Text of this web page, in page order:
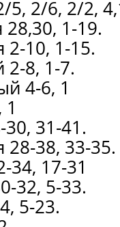
2/6, 2/2,
1-19.
2-10, 1-15.
8, 1-7.
4-6, 1
31-41.
28-38, 33-35.
34, 17-31
32, 5-33.
5-23.